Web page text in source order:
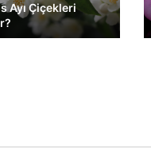
Ayı Çiçekleri